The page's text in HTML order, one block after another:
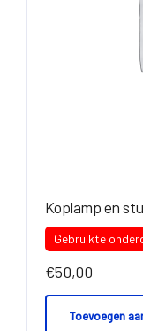
Koplamp en
Gebruikte
€50,00
Toevoegen